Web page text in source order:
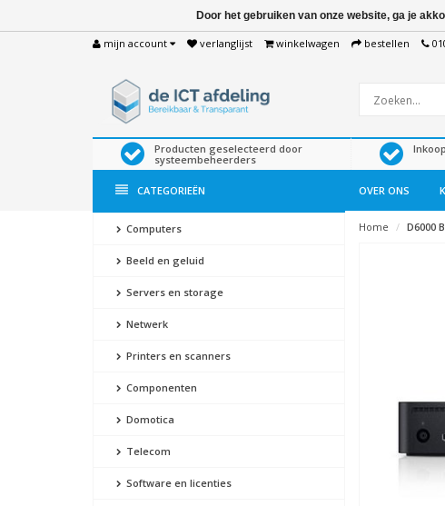
mijn account verlanglijst winkelwagen bestellen
Producten geselecteerd door
systeembeheerders
CATEGORIEËN OVER ONS
Computers
Beeld en geluid
Servers en storage
Netwerk
Printers en scanners
Componenten
Domotica
Telecom
Software en licenties
Home D6000
Door het gebruiken van onze website, ga je